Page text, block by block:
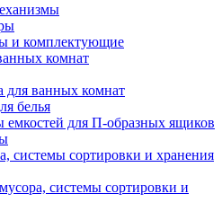
и комплектующие
комнат
для ванных комнат
белья
емкостей для П-образных ящиков
системы сортировки и хранения
системы сортировки и